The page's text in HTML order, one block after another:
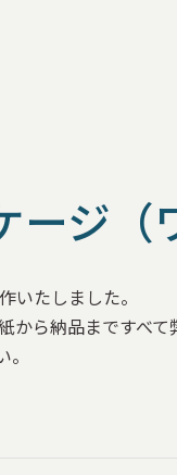
ジ（
いたしました。
ら納品まですべて